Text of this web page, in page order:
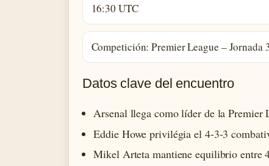
16:30 UTC
Competición: Premier League – Jornada
Datos clave del encuentro
Arsenal llega como líder de la Premier
Eddie Howe privilégia el 4-3-3
Mikel Arteta mantiene equilibrio entre